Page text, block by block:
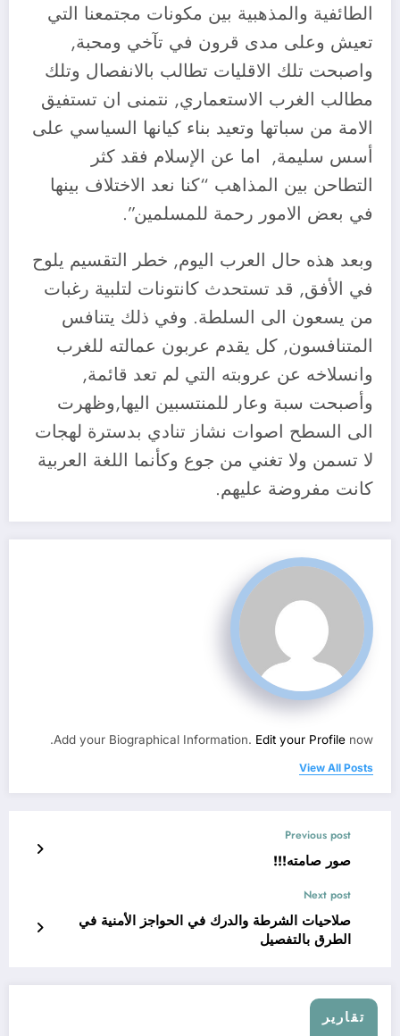
الطائفية والمذهبية بين مكونات مجتمعنا التي
تعيش وعلى مدى قرون في تآخي ومحبة,
واصبحت تلك الاقليات تطالب بالانفصال وتلك
مطالب الغرب الاستعماري, نتمنى ان تستفيق
الامة من سباتها وتعيد بناء كيانها السياسي على
أسس سليمة, اما عن الإسلام فقد كثر
التطاحن بين المذاهب “كنا نعد الاختلاف بينها
في بعض الامور رحمة للمسلمين”.
وبعد هذه حال العرب اليوم, خطر التقسيم يلوح
في الأفق, قد تستحدث كانتونات لتلبية رغبات
من يسعون الى السلطة. وفي ذلك يتنافس
المتنافسون, كل يقدم عربون عمالته للغرب
وانسلاخه عن عروبته التي لم تعد قائمة,
وأصبحت سبة وعار للمنتسبين اليها,وظهرت
الى السطح اصوات نشاز تنادي بدسترة لهجات
لا تسمن ولا تغني من جوع وكأنما اللغة العربية
كانت مفروضة عليهم.
Add your Biographical Information. Edit your Profile now.
View All Posts
Previous post
صور صامته!!!
Next post
صلاحيات الشرطة والدرك في الحواجز الأمنية في
الطرق بالتفصيل
تقارير